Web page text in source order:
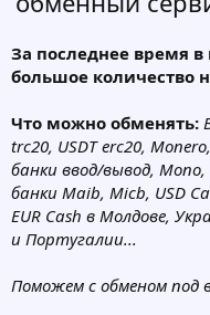
За последнее время
большое количество
Что можно обменять:
trc20, USDT erc20,
банки ввод/вывод,
банки Maib, Micb, USD
EUR Cash в Молдове,
и Португалии...
Поможем с обменом